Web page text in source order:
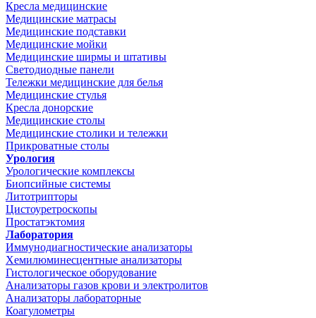
Кресла медицинские
Медицинские матрасы
Медицинские подставки
Медицинские мойки
Медицинские ширмы и штативы
Светодиодные панели
Тележки медицинские для белья
Медицинские стулья
Кресла донорские
Медицинские столы
Медицинские столики и тележки
Прикроватные столы
Урология
Урологические комплексы
Биопсийные системы
Литотрипторы
Цистоуретроскопы
Простатэктомия
Лаборатория
Иммунодиагностические анализаторы
Хемилюминесцентные анализаторы
Гистологическое оборудование
Анализаторы газов крови и электролитов
Анализаторы лабораторные
Коагулометры